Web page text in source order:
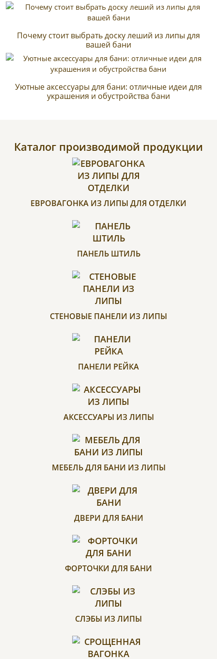
Почему стоит выбрать доску леший из липы для
вашей бани
Уютные аксессуары для бани: отличные идеи для
украшения и обустройства бани
Каталог производимой продукции
ЕВРОВАГОНКА ИЗ ЛИПЫ ДЛЯ ОТДЕЛКИ
ПАНЕЛЬ ШТИЛЬ
СТЕНОВЫЕ ПАНЕЛИ ИЗ ЛИПЫ
ПАНЕЛИ РЕЙКА
АКСЕССУАРЫ ИЗ ЛИПЫ
МЕБЕЛЬ ДЛЯ БАНИ ИЗ ЛИПЫ
ДВЕРИ ДЛЯ БАНИ
ФОРТОЧКИ ДЛЯ БАНИ
СЛЭБЫ ИЗ ЛИПЫ